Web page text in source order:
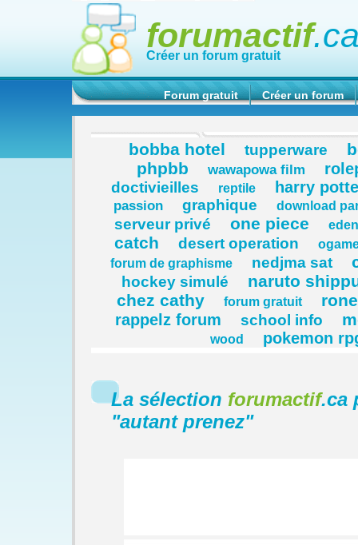
forumactif
Créer un forum gratuit
Forum gratuit Créer un forum
bobba hotel tupperware
phpbb
wawapowa film
doctivieilles reptile harry
passion graphique download
serveur privé one piece
catch desert operation
forum de graphisme
nedjma sat
hockey simulé
naruto
chez cathy
forum gratuit
rappelz forum school info
wood pokemon
La sélection forumactif.ca
"autant prenez"